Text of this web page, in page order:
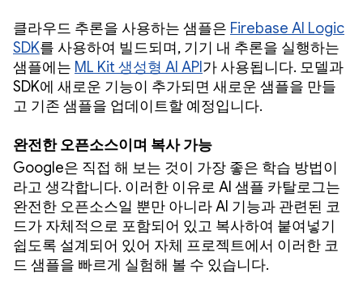
클라우드 추론을 사용하는 샘플은 Firebase AI Logic
SDK를 사용하여 빌드되며, 기기 내 추론을 실행하는
샘플에는 ML Kit 생성형 AI API가 사용됩니다. 모델과
SDK에 새로운 기능이 추가되면 새로운 샘플을 만들
고 기존 샘플을 업데이트할 예정입니다.
완전한 오픈소스이며 복사 가능
Google은 직접 해 보는 것이 가장 좋은 학습 방법이
라고 생각합니다. 이러한 이유로 AI 샘플 카탈로그는
완전한 오픈소스일 뿐만 아니라 AI 기능과 관련된 코
드가 자체적으로 포함되어 있고 복사하여 붙여넣기
쉽도록 설계되어 있어 자체 프로젝트에서 이러한 코
드 샘플을 빠르게 실험해 볼 수 있습니다.